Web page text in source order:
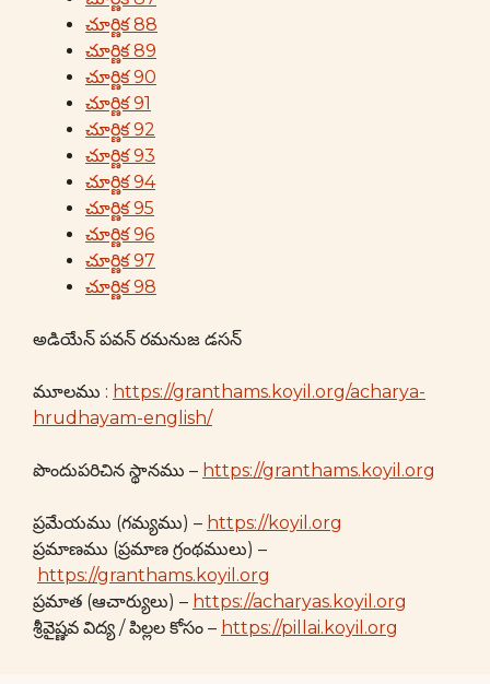
చూర్ణిక 88
చూర్ణిక 89
చూర్ణిక 90
చూర్ణిక 91
చూర్ణిక 92
చూర్ణిక 93
చూర్ణిక 94
చూర్ణిక 95
చూర్ణిక 96
చూర్ణిక 97
చూర్ణిక 98
అడియేన్ పవన్ రమనుజ డసన్
మూలము : https://granthams.koyil.org/acharya-
hrudhayam-english/
పొందుపరిచిన స్థానము – https://granthams.koyil.org
ప్రమేయము (గమ్యము) – https://koyil.org
ప్రమాణము (ప్రమాణ గ్రంథములు) –
https://granthams.koyil.org
ప్రమాత (ఆచార్యులు) – https://acharyas.koyil.org
శ్రీవైష్ణవ విద్య / పిల్లల కోసం – https://pillai.koyil.org